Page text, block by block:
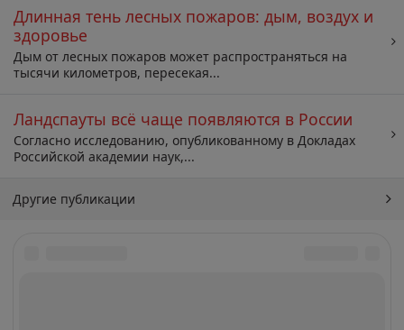
Длинная тень лесных пожаров: дым, воздух и
здоровье
Дым от лесных пожаров может распространяться на
тысячи километров, пересекая...
Ландспауты всё чаще появляются в России
Согласно исследованию, опубликованному в Докладах
Российской академии наук,...
Другие публикации